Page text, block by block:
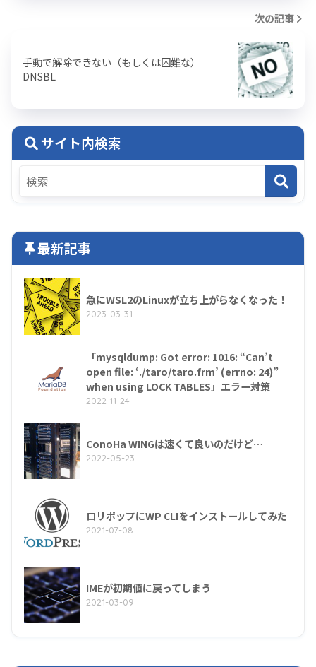
次の記事
手動で解除できない（もしくは困難な）
DNSBL
サイト内検索
最新記事
急にWSL2のLinuxが立ち上がらなくなった！
2023-03-31
「mysqldump: Got error: 1016: “Can’t
open file: ‘./taro/taro.frm’ (errno: 24)”
when using LOCK TABLES」エラー対策
2022-11-24
ConoHa WINGは速くて良いのだけど…
2022-05-23
ロリポップにWP CLIをインストールしてみた
2021-07-08
IMEが初期値に戻ってしまう
2021-03-09